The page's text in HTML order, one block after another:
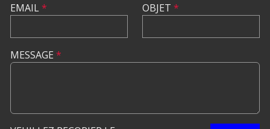
EMAIL* OBJET *
MESSAGE *